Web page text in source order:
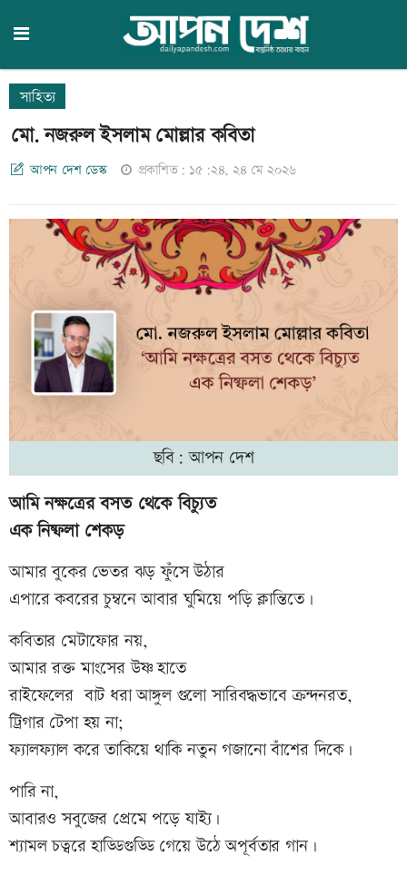
সাহিত্য
মো. নজরুল ইসলাম মোল্লার কবিতা
আপন দেশ ডেস্ক প্রকাশিত: ১৫:২৪, ২৪ মে ২০২৬
ছবি: আপন দেশ
আমি নক্ষত্রের বসত থেকে বিচ্যুত
এক নিষ্ফলা শেকড়
আমার বুকের ভেতর ঝড় ফুঁসে উঠার
এপারে কবরের চুম্বনে আবার ঘুমিয়ে পড়ি ক্লান্তিতে।
কবিতার মেটাফোর নয়,
আমার রক্ত মাংসের উষ্ণ হাতে
রাইফেলের বাট ধরা আঙ্গুল গুলো সারিবদ্ধভাবে ক্রন্দনরত,
ট্রিগার টেপা হয় না;
ফ্যালফ্যাল করে তাকিয়ে থাকি নতুন গজানো বাঁশের দিকে।
পারি না,
আবারও সবুজের প্রেমে পড়ে যাই্য।
শ্যামল চত্বরে হাড্ডিগুড্ডি গেয়ে উঠে অপূর্বতার গান।